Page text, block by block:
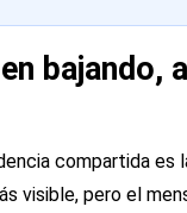
bajando,
compartida es
visible, pero el